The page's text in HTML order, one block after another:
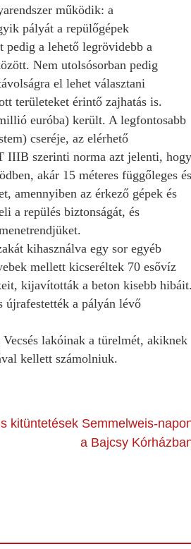
működik: a
pályát a repülőgépek
pedig a lehető legrövidebb a
Nem utolsósorban pedig
el lehet választani
területeket érintő zajhatás is.
euróba) került. A legfontosabb
cseréje, az elérhető
IIIB szerinti norma azt jelenti, hogy
akár 15 méteres függőleges és
amennyiben az érkező gépek és
a repülés biztonságát, és
kihasználva egy sor egyéb
mellett kicseréltek 70 esővíz
kijavították a beton kisebb hibáit.
újrafestették a pályán lévő
lakóinak a türelmét, akiknek
kellett számolniuk.
kitüntetések Semmelweis-
a Bajcsy